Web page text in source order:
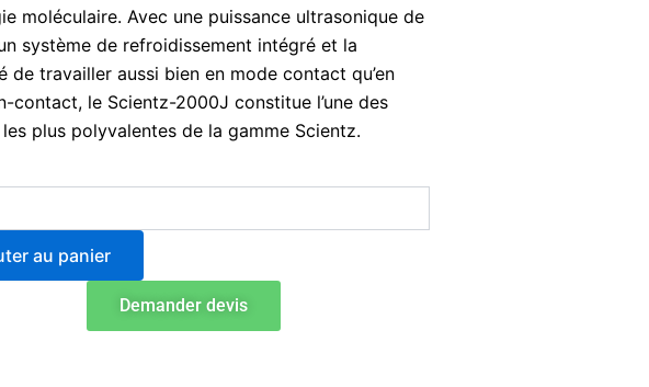
moléculaire. Avec une puissance ultrasonique de
système de refroidissement intégré et la
de travailler aussi bien en mode contact qu’en
contact, le Scientz-2000J constitue l’une des
plus polyvalentes de la gamme Scientz.
au panier
Demander devis